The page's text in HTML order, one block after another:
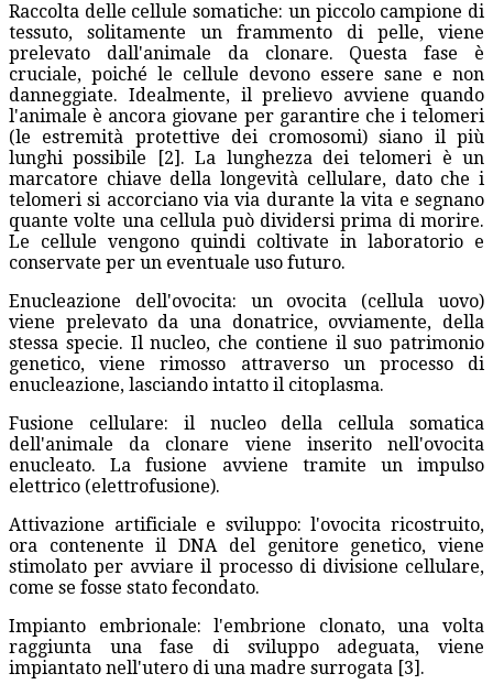
Raccolta delle cellule somatiche: un piccolo campione di
tessuto, solitamente un frammento di pelle, viene
prelevato dall'animale da clonare. Questa fase è
cruciale, poiché le cellule devono essere sane e non
danneggiate. Idealmente, il prelievo avviene quando
l'animale è ancora giovane per garantire che i telomeri
(le estremità protettive dei cromosomi) siano il più
lunghi possibile [2]. La lunghezza dei telomeri è un
marcatore chiave della longevità cellulare, dato che i
telomeri si accorciano via via durante la vita e segnano
quante volte una cellula può dividersi prima di morire.
Le cellule vengono quindi coltivate in laboratorio e
conservate per un eventuale uso futuro.
Enucleazione dell'ovocita: un ovocita (cellula uovo)
viene prelevato da una donatrice, ovviamente, della
stessa specie. Il nucleo, che contiene il suo patrimonio
genetico, viene rimosso attraverso un processo di
enucleazione, lasciando intatto il citoplasma.
Fusione cellulare: il nucleo della cellula somatica
dell'animale da clonare viene inserito nell'ovocita
enucleato. La fusione avviene tramite un impulso
elettrico (elettrofusione).
Attivazione artificiale e sviluppo: l'ovocita ricostruito,
ora contenente il DNA del genitore genetico, viene
stimolato per avviare il processo di divisione cellulare,
come se fosse stato fecondato.
Impianto embrionale: l'embrione clonato, una volta
raggiunta una fase di sviluppo adeguata, viene
impiantato nell'utero di una madre surrogata [3].